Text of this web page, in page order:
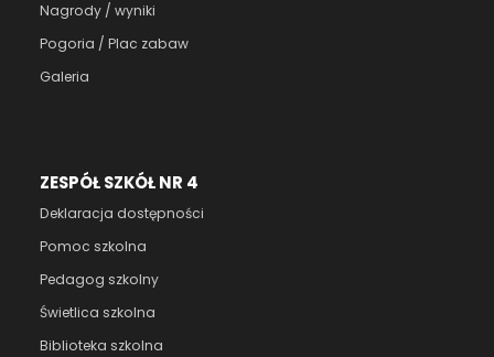
Nagrody / wyniki
Pogoria / Plac zabaw
Galeria
ZESPÓŁ SZKÓŁ NR 4
Deklaracja dostępności
Pomoc szkolna
Pedagog szkolny
Świetlica szkolna
Biblioteka szkolna